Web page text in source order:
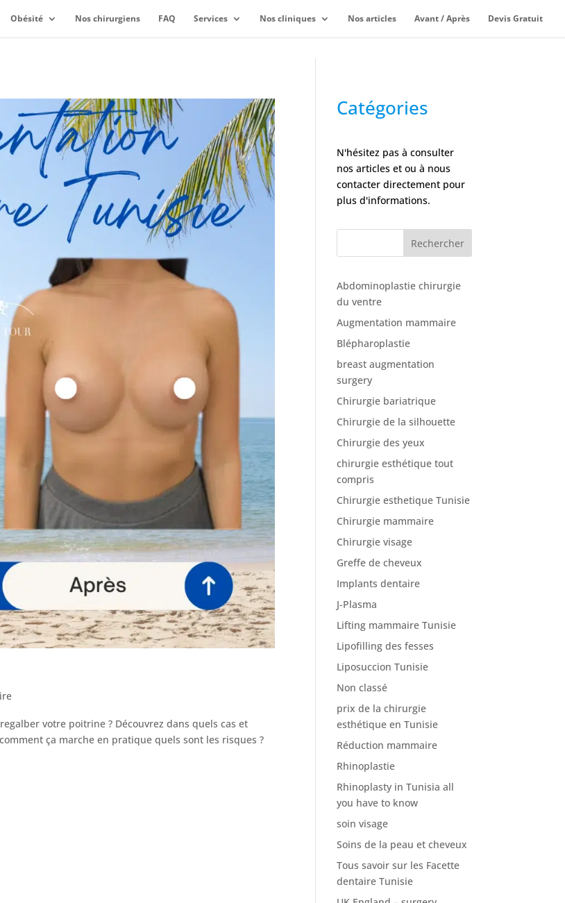
Obésité Nos chirurgiens FAQ Services Nos cliniques Nos articles Avant / Après Devis Gratuit
votre poitrine ? Découvrez dans quels cas et
ça marche en pratique quels sont les risques ?
Catégories
N'hésitez pas à consulter
nos articles et ou à nous
contacter directement pour
plus d'informations.
Rechercher
Abdominoplastie chirurgie
du ventre
Augmentation mammaire
Blépharoplastie
breast augmentation
surgery
Chirurgie bariatrique
Chirurgie de la silhouette
Chirurgie des yeux
chirurgie esthétique tout
compris
Chirurgie esthetique Tunisie
Chirurgie mammaire
Chirurgie visage
Greffe de cheveux
Implants dentaire
J-Plasma
Lifting mammaire Tunisie
Lipofilling des fesses
Liposuccion Tunisie
Non classé
prix de la chirurgie
esthétique en Tunisie
Réduction mammaire
Rhinoplastie
Rhinoplasty in Tunisia all
you have to know
soin visage
Soins de la peau et cheveux
Tous savoir sur les Facette
dentaire Tunisie